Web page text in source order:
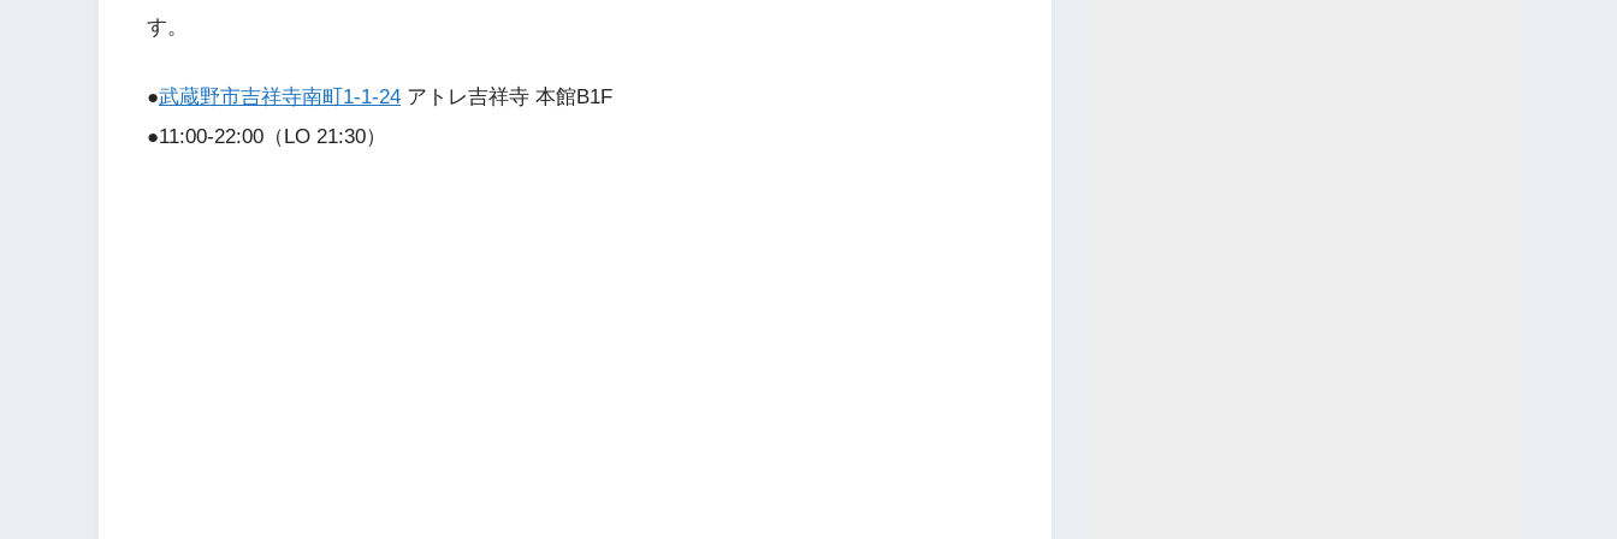
す。
●武蔵野市吉祥寺南町1-1-24 アトレ吉祥寺 本館B1F
●11:00-22:00（LO 21:30）